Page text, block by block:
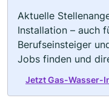
Aktuelle
Installation – auch
Berufseinsteiger
Jobs finden und
Jetzt Gas-Wasser-